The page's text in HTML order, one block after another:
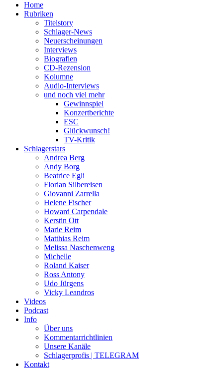
Home
Rubriken
Titelstory
Schlager-News
Neuerscheinungen
Interviews
Biografien
CD-Rezension
Kolumne
Audio-Interviews
und noch viel mehr
Gewinnspiel
Konzertberichte
ESC
Glückwunsch!
TV-Kritik
Schlagerstars
Andrea Berg
Andy Borg
Beatrice Egli
Florian Silbereisen
Giovanni Zarrella
Helene Fischer
Howard Carpendale
Kerstin Ott
Marie Reim
Matthias Reim
Melissa Naschenweng
Michelle
Roland Kaiser
Ross Antony
Udo Jürgens
Vicky Leandros
Videos
Podcast
Info
Über uns
Kommentarrichtlinien
Unsere Kanäle
Schlagerprofis | TELEGRAM
Kontakt